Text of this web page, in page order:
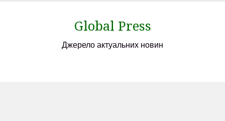
Global Press
Джерело актуальних новин